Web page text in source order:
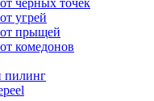
черных точек
угрей
прыщей
комедонов
пилинг